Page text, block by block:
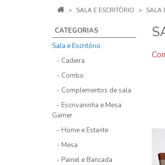
SALA E ESCRITÓRIO SALA
CATEGORIAS
Sala e Escritório
- Cadeira
- Combo
- Complementos de sala
- Escrivaninha e Mesa
Gamer
- Home e Estante
- Mesa
- Painel e Bancada